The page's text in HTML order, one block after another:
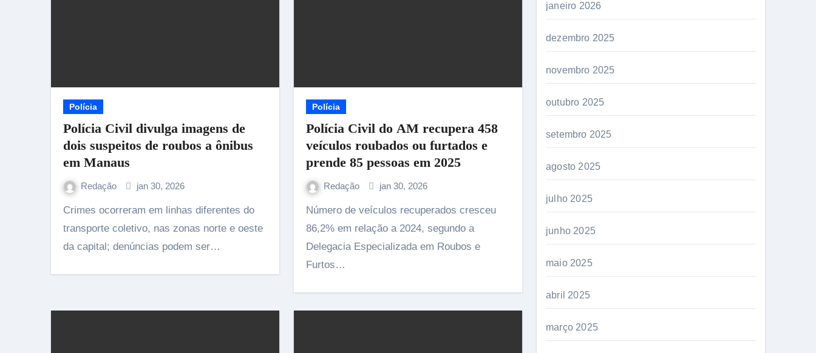
Polícia
Polícia Civil divulga imagens de
dois suspeitos de roubos a ônibus
em Manaus
Redação jan 30, 2026
Crimes ocorreram em linhas diferentes do
transporte coletivo, nas zonas norte e oeste
da capital; denúncias podem ser…
Polícia
Polícia Civil do AM recupera 458
veículos roubados ou furtados e
prende 85 pessoas em 2025
Redação jan 30, 2026
Número de veículos recuperados cresceu
86,2% em relação a 2024, segundo a
Delegacia Especializada em Roubos e
Furtos…
janeiro 2026
dezembro 2025
novembro 2025
outubro 2025
setembro 2025
agosto 2025
julho 2025
junho 2025
maio 2025
abril 2025
março 2025